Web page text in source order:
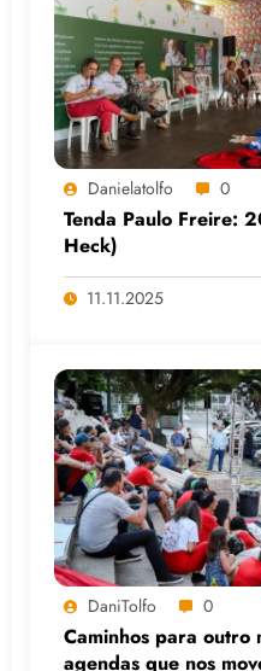
Danielatolfo 0
Tenda Paulo Freire:
Heck)
11.11.2025
DaniTolfo 0
Caminhos para outro
agendas que nos